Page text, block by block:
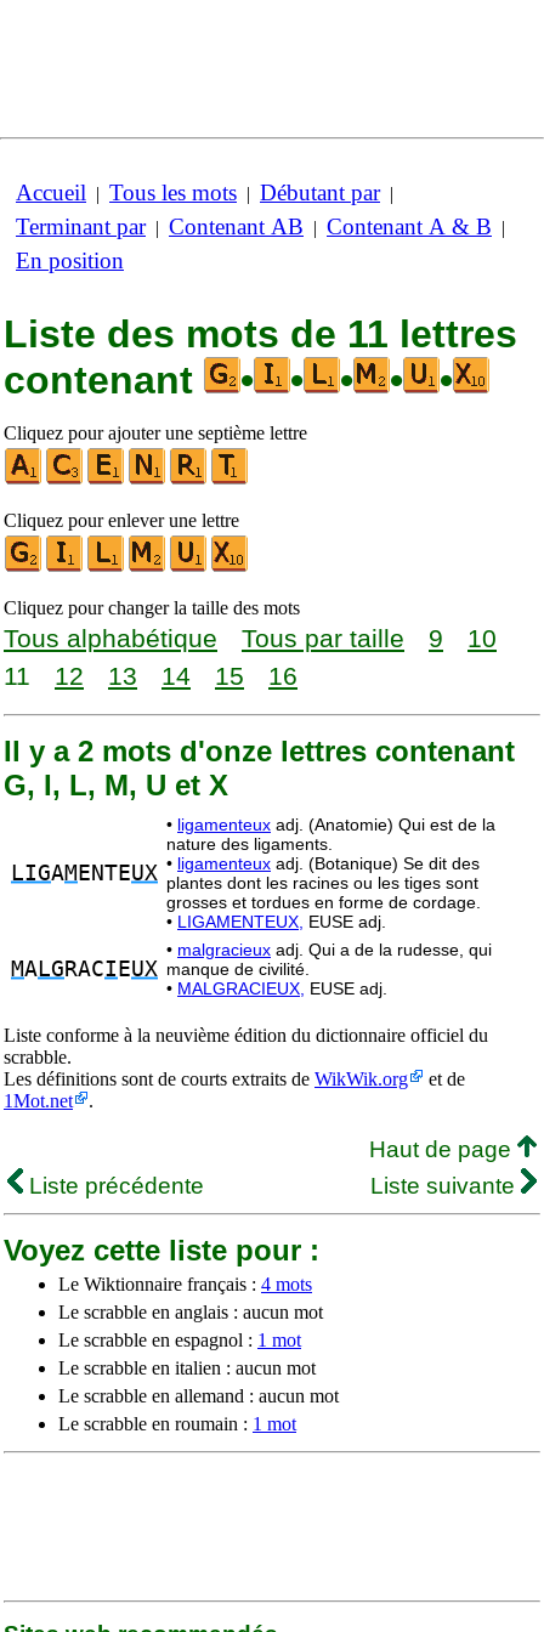
Accueil | Tous les mots | Débutant par|
Terminant par| Contenant AB | Contenant A & B |
En position
Liste des mots de 11 lettres
contenant
• • • • •
Cliquez pour ajouter une septième lettre
Cliquez pour enlever une lettre
Cliquez pour changer la taille des mots
Tous alphabétique Tous par taille 9
10
11
12 13 14 15 16
Il y a 2 mots d'onze lettres contenant
G, I, L, M, U et X
LIGAM ENTEUX
• ligamenteux adj. (Anatomie) Qui est de la
nature des ligaments.
• ligamenteux adj. (Botanique) Se dit des
plantes dont les racines ou les tiges sont
grosses et tordues en forme de cordage.
• LIGAMENTEUX, EUSE adj.
MALG RACI EUX
• malgracieux adj. Qui a de la rudesse, qui
manque de civilité.
• MALGRACIEUX, EUSE adj.
Liste conforme à la neuvième édition du dictionnaire officiel du
scrabble.
Les définitions sont de courts extraits de WikWik.org
et de
1Mot.net
.
Haut de page
Liste précédente
Liste suivante
Voyez cette liste pour :
Le Wiktionnaire français : 4 mots
Le scrabble en anglais : aucun mot
Le scrabble en espagnol : 1 mot
Le scrabble en italien : aucun mot
Le scrabble en allemand : aucun mot
Le scrabble en roumain : 1 mot